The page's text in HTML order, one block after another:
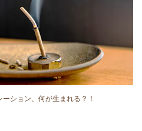
ション、何が生まれる？！